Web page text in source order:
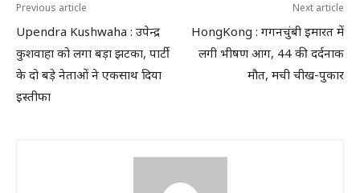
Previous article
Upendra Kushwaha : उपेन्द्र
कुशवाहा को लगा बड़ा झटका, पार्टी
के दो बड़े नेताओं ने एकसाथ दिया
इस्तीफा
Next article
HongKong : गगनचुंबी इमारत में
लगी भीषण आग, 44 की दर्दनाक
मौत, मची चीख-पुकार